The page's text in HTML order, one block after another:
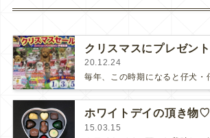
20.12.24
ホワイトデイの頂き物♡
15.03.15